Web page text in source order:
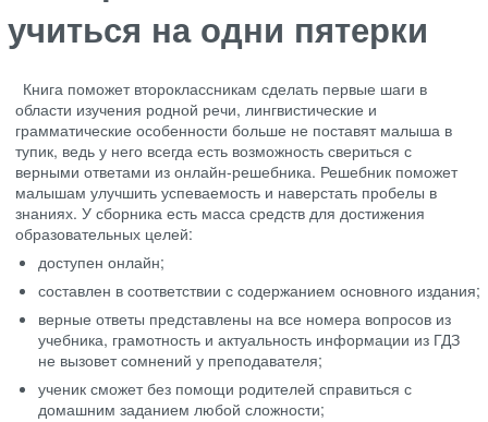
учиться на одни пятерки
Книга поможет второклассникам сделать первые шаги в
области изучения родной речи, лингвистические и
грамматические особенности больше не поставят малыша в
тупик, ведь у него всегда есть возможность свериться с
верными ответами из онлайн-решебника. Решебник поможет
малышам улучшить успеваемость и наверстать пробелы в
знаниях. У сборника есть масса средств для достижения
образовательных целей:
доступен онлайн;
составлен в соответствии с содержанием основного издания;
верные ответы представлены на все номера вопросов из
учебника, грамотность и актуальность информации из ГДЗ
не вызовет сомнений у преподавателя;
ученик сможет без помощи родителей справиться с
домашним заданием любой сложности;